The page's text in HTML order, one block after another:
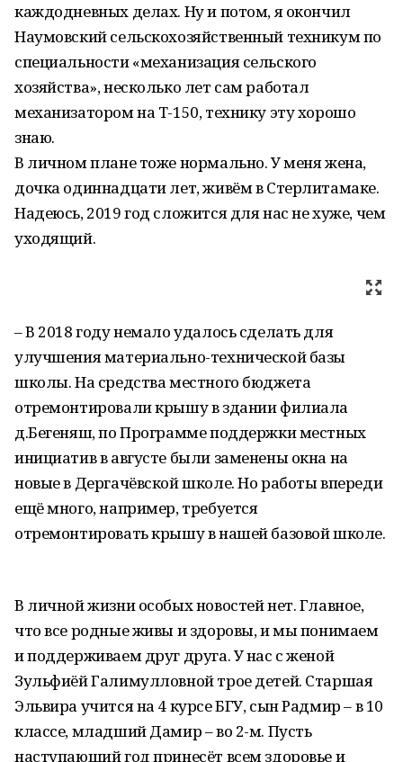
каждодневных делах. Ну и потом, я окончил
Наумовский сельскохозяйственный техникум по
специальности «механизация сельского
хозяйства», несколько лет сам работал
механизатором на Т-150, технику эту хорошо
знаю.
В личном плане тоже нормально. У меня жена,
дочка одиннадцати лет, живём в Стерлитамаке.
Надеюсь, 2019 год сложится для нас не хуже, чем
уходящий.
– В 2018 году немало удалось сделать для
улучшения материально-технической базы
школы. На средства местного бюджета
отремонтировали крышу в здании филиала
д.Бегеняш, по Программе поддержки местных
инициатив в августе были заменены окна на
новые в Дергачёвской школе. Но работы впереди
ещё много, например, требуется
отремонтировать крышу в нашей базовой школе.
В личной жизни особых новостей нет. Главное,
что все родные живы и здоровы, и мы понимаем
и поддерживаем друг друга. У нас с женой
Зульфиёй Галимулловной трое детей. Старшая
Эльвира учится на 4 курсе БГУ, сын Радмир – в 10
классе, младший Дамир – во 2-м. Пусть
наступающий год принесёт всем здоровье и